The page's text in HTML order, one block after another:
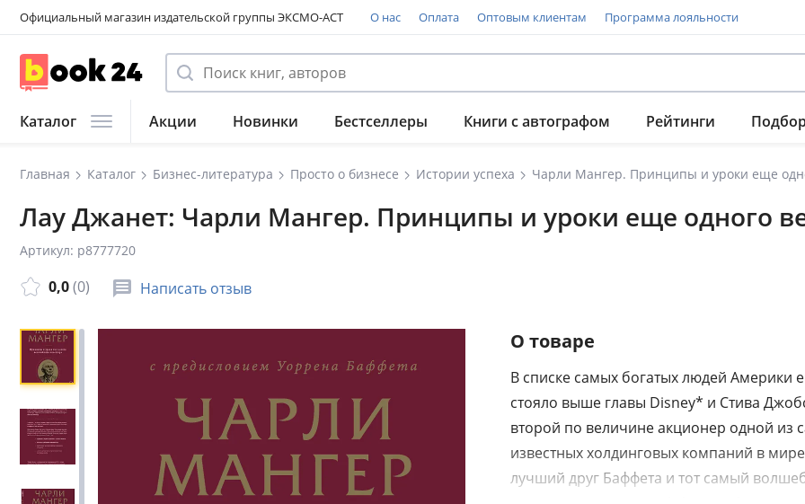
Официальный магазин издательской группы ЭКСМО-АСТ О нас Оплата Оптовым клиентам Программа лояльности
Каталог Акции Новинки Бестселлеры Книги с автографом Рейтинги
Главная Каталог Бизнес-литература Просто о бизнесе Истории успеха Чарли Мангер. Принципы и уроки еще
Лау Джанет: Чарли Мангер. Принципы и уроки еще одного
Артикул: p8777720
0,0(0) Написать отзыв
О товаре
В списке самых богатых людей Америки
стояло выше главы Disney* и Стива
второй по величине акционер одной из
известных холдинговых компаний в
лучший друг Баффета и тот самый